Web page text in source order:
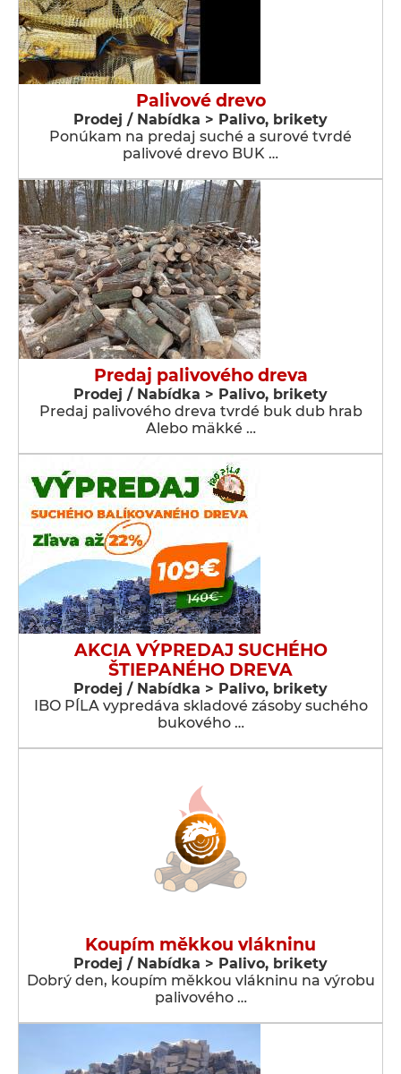
Palivové drevo
Prodej / Nabídka > Palivo, brikety
Ponúkam na predaj suché a surové tvrdé
palivové drevo BUK …
Predaj palivového dreva
Prodej / Nabídka > Palivo, brikety
Predaj palivového dreva tvrdé buk dub hrab
Alebo mäkké …
AKCIA VÝPREDAJ SUCHÉHO
ŠTIEPANÉHO DREVA
Prodej / Nabídka > Palivo, brikety
IBO PÍLA vypredáva skladové zásoby suchého
bukového …
Koupím měkkou vlákninu
Prodej / Nabídka > Palivo, brikety
Dobrý den, koupím měkkou vlákninu na výrobu
palivového …